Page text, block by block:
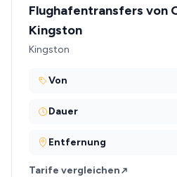
Flughafentransfers von
Kingston
Kingston
Von
Dauer
Entfernung
Tarife vergleichen